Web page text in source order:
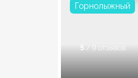
Горнолыжный
5 / 9 отзывов